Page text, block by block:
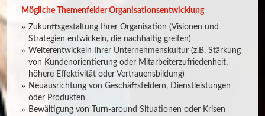
Mögliche Themenfelder Organisationsentwicklung
Zukunftsgestaltung Ihrer Organisation (Visionen und
Strategien entwickeln, die nachhaltig greifen)
Weiterentwickeln Ihrer Unternehmenskultur (z.B. Stärkung
von Kundenorientierung oder Mitarbeiterzufriedenheit,
höhere Effektivität oder Vertrauensbildung)
Neuausrichtung von Geschäftsfeldern, Dienstleistungen
oder Produkten
Bewältigung von Turn-around Situationen oder Krisen